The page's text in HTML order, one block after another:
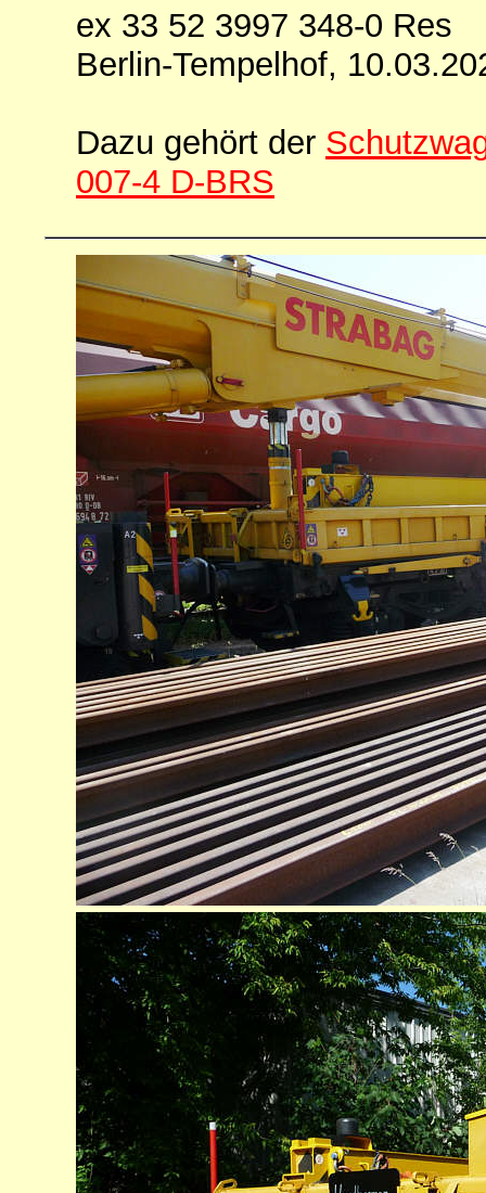
ex 33 52 3997 348-0 Res
Berlin-Tempelhof,
Dazu gehört der
007-4 D-BRS